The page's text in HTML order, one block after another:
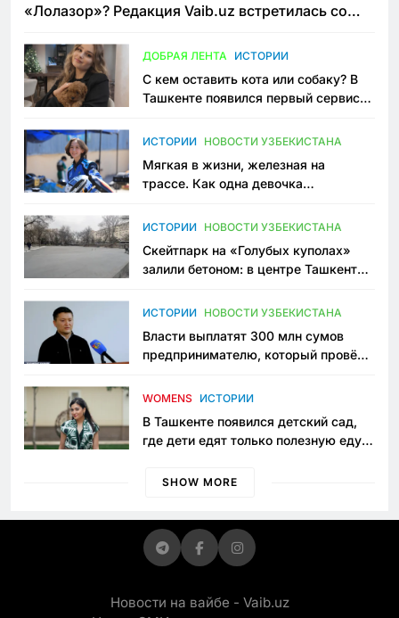
«Лолазор»? Редакция Vaib.uz встретилась со
ДОБРАЯ ЛЕНТА ИСТОРИИ
С кем оставить кота или собаку? В
Ташкенте появился первый сервис
ИСТОРИИ НОВОСТИ УЗБЕКИСТАНА
Мягкая в жизни, железная на
трассе. Как одна девочка
Узбекистане
ИСТОРИИ НОВОСТИ УЗБЕКИСТАНА
Скейтпарк на «Голубых куполах»
залили бетоном: в центре Ташкента
пространство
ИСТОРИИ НОВОСТИ УЗБЕКИСТАНА
Власти выплатят 300 млн сумов
предпринимателю, который провёл
приговору
WOMENS ИСТОРИИ
В Ташкенте появился детский сад,
где дети едят только полезную еду.
просить «кашу без сахара»
SHOW MORE
Новости на вайбе - Vaib.uz